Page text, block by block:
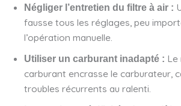
Négliger l’entretien du filtre à air :
fausse tous les réglages, peu
l’opération manuelle.
Utiliser un carburant inadapté : Le
carburant encrasse le carburateur,
troubles récurrents au ralenti.